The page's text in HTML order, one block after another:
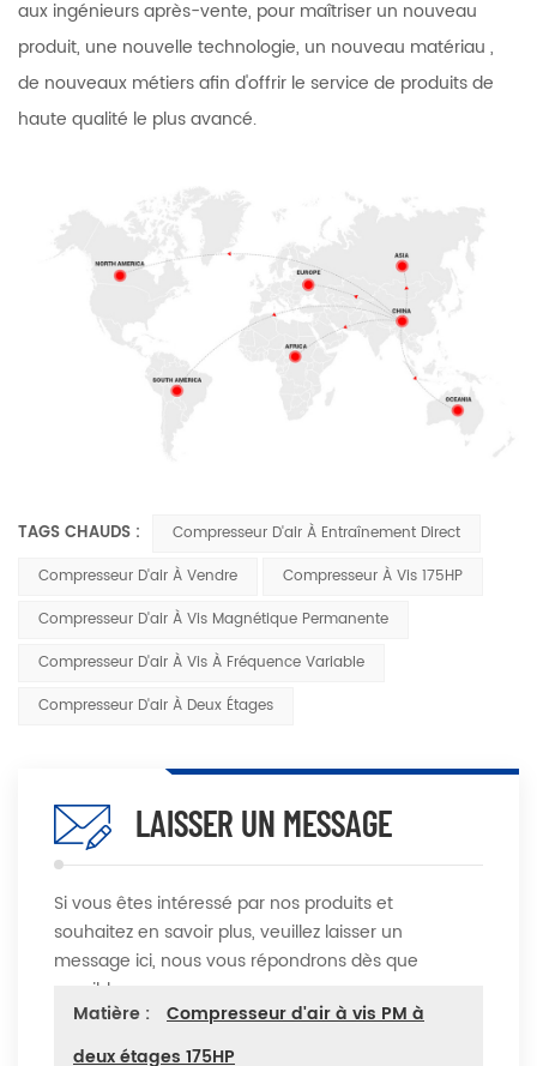
aux ingénieurs après-vente, pour maîtriser un nouveau
produit, une nouvelle technologie, un nouveau matériau ,
de nouveaux métiers afin d'offrir le service de produits de
haute qualité le plus avancé.
TAGS CHAUDS :
Compresseur D'air À Entraînement Direct
Compresseur D'air À Vendre
Compresseur À Vis 175HP
Compresseur D'air À Vis Magnétique Permanente
Compresseur D'air À Vis À Fréquence Variable
Compresseur D'air À Deux Étages
LAISSER UN MESSAGE
Si vous êtes intéressé par nos produits et
souhaitez en savoir plus, veuillez laisser un
message ici, nous vous répondrons dès que
possible
Matière :
Compresseur d'air à vis PM à
deux étages 175HP